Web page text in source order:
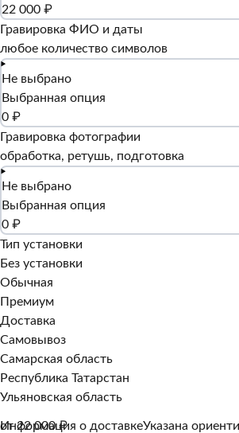
22 000 ₽
Гравировка ФИО и даты
любое количество символов
Не выбрано
Выбранная опция
0 ₽
Гравировка фотографии
обработка, ретушь, подготовка
Не выбрано
Выбранная опция
0 ₽
Тип установки
Без установки
Обычная
Премиум
Доставка
Самовывоз
Самарская область
Республика Татарстан
Ульяновская область
Информация о доставкеУказана
от 22 000 ₽